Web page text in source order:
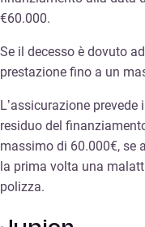
€60.000.
Se il decesso è dovuto
prestazione fino a un
L’assicurazione
residuo del
massimo di 60.000€, se
la prima volta una
polizza.